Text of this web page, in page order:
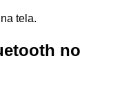
tela.
no